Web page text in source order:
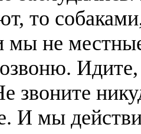
то
не
Идите,
звоните
И мы